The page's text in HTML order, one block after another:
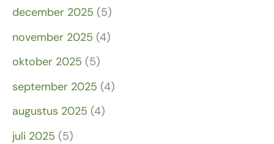
december 2025 (5)
november 2025 (4)
oktober 2025 (5)
september 2025 (4)
augustus 2025 (4)
juli 2025 (5)